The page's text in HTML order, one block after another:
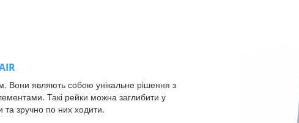
являють собою унікальне рішення з
Такі рейки можна заглибити у
та зручно по них ходити.